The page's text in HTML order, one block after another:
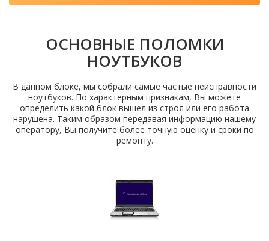
ОСНОВНЫЕ ПОЛОМКИ
НОУТБУКОВ
В данном блоке, мы собрали самые частые неисправности
ноутбуков. По характерным признакам, Вы можете
определить какой блок вышел из строя или его работа
нарушена. Таким образом передавая информацию нашему
оператору, Вы получите более точную оценку и сроки по
ремонту.